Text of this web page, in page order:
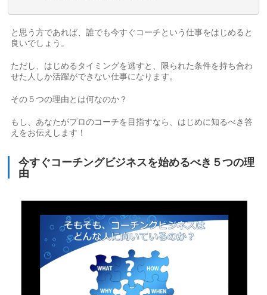
と思う方であれば、誰でも今すぐコーチという仕事をはじめると
良いでしょう。
ただし、はじめるタイミングを逃すと、限られた条件を持ち合わ
せた人しか活躍ができない仕事になります。
その５つの理由とは何なのか？
もし、あなたがプロのコーチを目指すなら、はじめに知るべき答
えをお伝えします！
今すぐコーチングビジネスを始めるべき５つの理
由